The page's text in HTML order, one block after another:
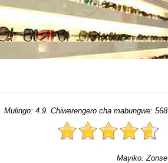
Mulingo: 4.9. Chiwerengero cha mabungwe: 568
Mayiko:Zonse